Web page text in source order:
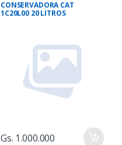
CONSERVADORA CAT
1C20L00 20 LITROS
Gs. 1.000.000